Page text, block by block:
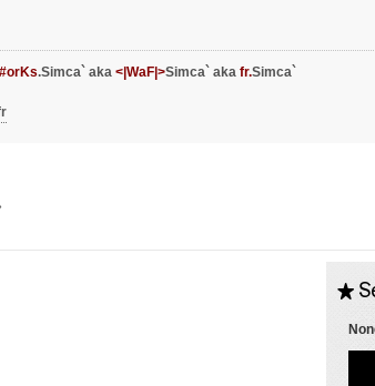
#orKs.Simca` aka <|WaF|>Simca` aka fr.Simca`
S